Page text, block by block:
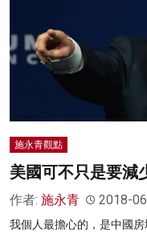
施永青觀點
美國可不只是要減
作者: 施永青 2018-
我個人最擔心的，是中國